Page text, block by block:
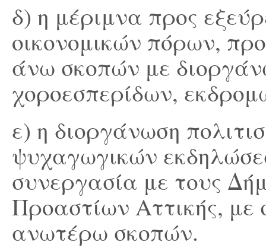
δ) η μέριμνα προς
οικονομικών πόρων,
άνω σκοπών με
χοροεσπερίδων,
ε) η διοργάνωση
ψυχαγωγικών
συνεργασία με τους
Προαστίων Αττικής, με
ανωτέρω σκοπών.